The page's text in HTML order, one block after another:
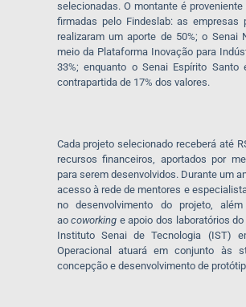
selecionadas. O montante é proveniente
firmadas pelo Findeslab: as empresas
realizaram um aporte de 50%; o Senai
meio da Plataforma Inovação para
33%; enquanto o Senai Espírito Santo
contrapartida de 17% dos valores.
Cada projeto selecionado receberá até
recursos financeiros, aportados por
para serem desenvolvidos. Durante um
acesso à rede de mentores e
no desenvolvimento do projeto,
aocoworking e apoio dos laboratórios do
Instituto Senai de Tecnologia (IST)
Operacional atuará em conjunto às
concepção e desenvolvimento de